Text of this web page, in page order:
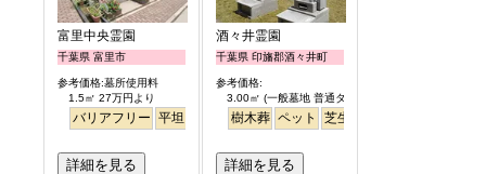
富里中央霊園
千葉県 富里市
参考価格:墓所使用料
1.5㎡ 27万円より
バリアフリー 平坦
詳細を見る
酒々井霊園
千葉県 印旛郡酒々井町
参考価格:
3.00㎡ (一般墓地 普通タイプ) 25万円より
樹木葬 ペット 芝生
詳細を見る